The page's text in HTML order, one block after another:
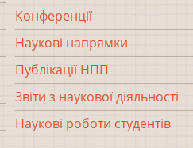
Конференції
Наукові напрямки
Публікації НПП
Звіти з наукової діяльності
Наукові роботи студентів